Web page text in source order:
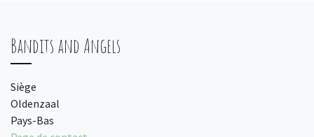
Bandits and Angels
Siège
Oldenzaal
Pays-Bas